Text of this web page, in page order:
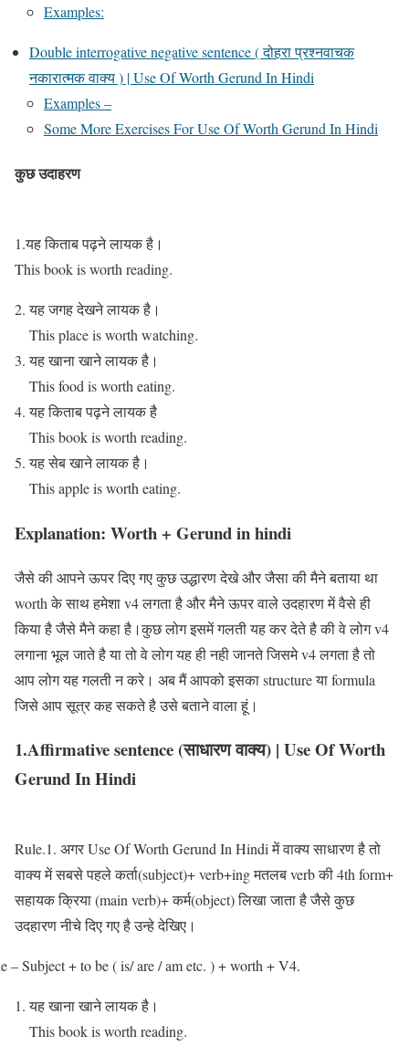
Examples:
Double interrogative negative sentence ( दोहरा प्रश्नवाचक
नकारात्मक वाक्य ) | Use Of Worth Gerund In Hindi
Examples –
Some More Exercises For Use Of Worth Gerund In Hindi
कुछ उदाहरण
1.यह किताब पढ़ने लायक है।
This book is worth reading.
यह जगह देखने लायक है।
This place is worth watching.
यह खाना खाने लायक है।
This food is worth eating.
यह किताब पढ़ने लायक है
This book is worth reading.
यह सेब खाने लायक है।
This apple is worth eating.
Explanation: Worth + Gerund in hindi
जैसे की आपने ऊपर दिए गए कुछ उद्धारण देखे और जैसा की मैने बताया था
worth के साथ हमेशा v4 लगता है और मैने ऊपर वाले उदहारण में वैसे ही
किया है जैसे मैने कहा है।कुछ लोग इसमें गलती यह कर देते है की वे लोग v4
लगाना भूल जाते है या तो वे लोग यह ही नही जानते जिसमे v4 लगता है तो
आप लोग यह गलती न करे। अब मैं आपको इसका structure या formula
जिसे आप सूत्र कह सकते है उसे बताने वाला हूं।
1.Affirmative sentence (साधारण वाक्य) | Use Of Worth
Gerund In Hindi
Rule.1. अगर Use Of Worth Gerund In Hindi में वाक्य साधारण है तो
वाक्य में सबसे पहले कर्ता(subject)+ verb+ing मतलब verb की 4th form+
सहायक क्रिया (main verb)+ कर्म(object) लिखा जाता है जैसे कुछ
उदहारण नीचे दिए गए है उन्हे देखिए।
– Subject + to be ( is/ are / am etc. ) + worth + V4.
यह खाना खाने लायक है।
This book is worth reading.